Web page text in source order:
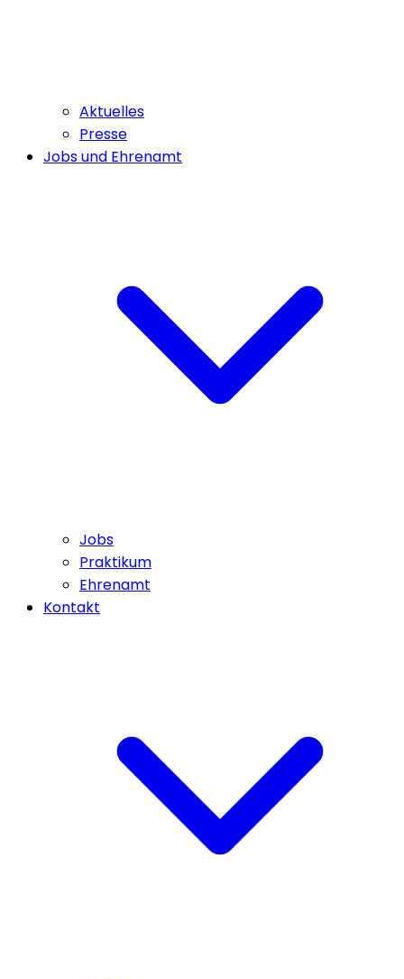
Aktuelles
Presse
Jobs und Ehrenamt
Jobs
Praktikum
Ehrenamt
Kontakt